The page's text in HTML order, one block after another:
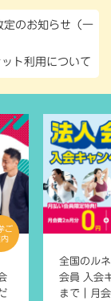
のお知らせ（一
ト利用について
ご
全国のル
会員 入会
まで｜月